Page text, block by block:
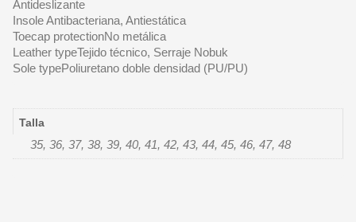
Antideslizante
Insole Antibacteriana, Antiestática
Toecap protectionNo metálica
Leather typeTejido técnico, Serraje Nobuk
Sole typePoliuretano doble densidad (PU/PU)
Talla
35, 36, 37, 38, 39, 40, 41, 42, 43, 44, 45, 46, 47, 48